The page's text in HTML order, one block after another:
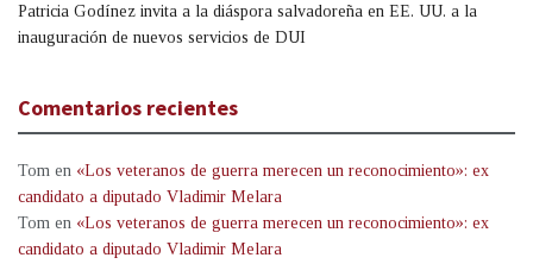
Patricia Godínez invita a la diáspora salvadoreña en EE. UU. a la
inauguración de nuevos servicios de DUI
Comentarios recientes
Tom en «Los veteranos de guerra merecen un reconocimiento»: ex
candidato a diputado Vladimir Melara
Tom en «Los veteranos de guerra merecen un reconocimiento»: ex
candidato a diputado Vladimir Melara